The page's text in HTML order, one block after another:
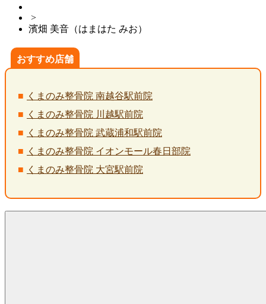
>
濱畑 美音（はまはた みお）
おすすめ店舗
くまのみ整骨院 南越谷駅前院
くまのみ整骨院 川越駅前院
くまのみ整骨院 武蔵浦和駅前院
くまのみ整骨院 イオンモール春日部院
くまのみ整骨院 大宮駅前院